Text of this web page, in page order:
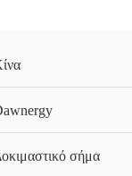
σήμα